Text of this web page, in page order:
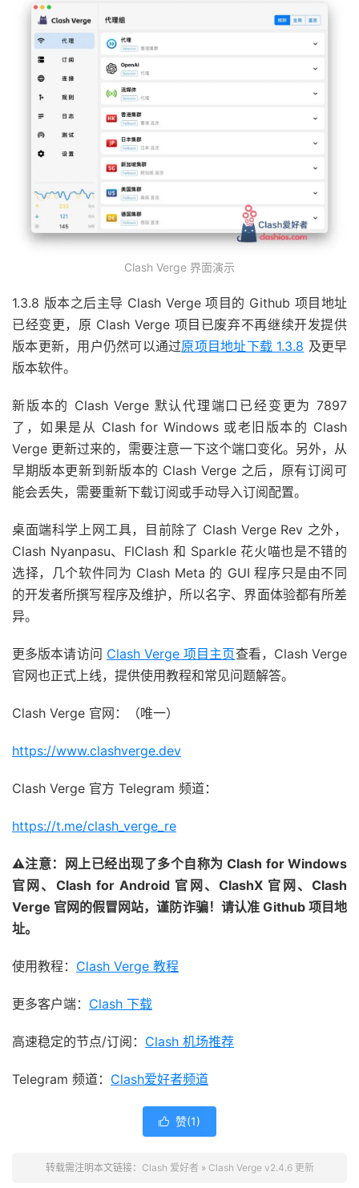
Clash Verge 界面演示
1.3.8 版本之后主导 Clash Verge 项目的 Github 项目地址
已经变更，原 Clash Verge 项目已废弃不再继续开发提供
版本更新，用户仍然可以通过原项目地址下载 1.3.8 及更早
版本软件。
新版本的 Clash Verge 默认代理端口已经变更为 7897
了，如果是从 Clash for Windows 或老旧版本的 Clash
Verge 更新过来的，需要注意一下这个端口变化。另外，从
早期版本更新到新版本的 Clash Verge 之后，原有订阅可
能会丢失，需要重新下载订阅或手动导入订阅配置。
桌面端科学上网工具，目前除了 Clash Verge Rev 之外，
Clash Nyanpasu、FlClash 和 Sparkle 花火喵也是不错的
选择，几个软件同为 Clash Meta 的 GUI 程序只是由不同
的开发者所撰写程序及维护，所以名字、界面体验都有所差
异。
更多版本请访问 Clash Verge 项目主页查看，Clash Verge
官网也正式上线，提供使用教程和常见问题解答。
Clash Verge 官网：（唯一）
https://www.clashverge.dev
Clash Verge 官方 Telegram 频道：
https://t.me/clash_verge_re
⚠注意：网上已经出现了多个自称为 Clash for Windows
官网、Clash for Android 官网、ClashX 官网、Clash
Verge 官网的假冒网站，谨防诈骗！请认准 Github 项目地
址。
使用教程： Clash Verge 教程
更多客户端： Clash 下载
高速稳定的节点/订阅： Clash 机场推荐
Telegram 频道： Clash爱好者频道
 赞(1)
转载需注明本文链接： Clash 爱好者 » Clash Verge v2.4.6 更新